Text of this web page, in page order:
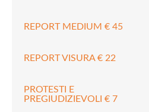
REPORT MEDIUM € 45
REPORT VISURA € 22
PROTESTI E
PREGIUDIZIEVOLI € 7